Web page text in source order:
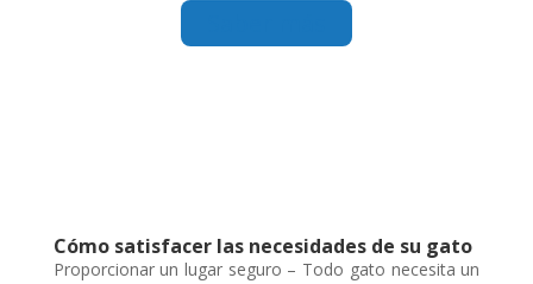
Cómo satisfacer las necesidades de su gato
Proporcionar un lugar seguro – Todo gato necesita un